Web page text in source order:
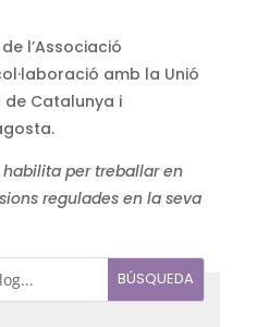
l’Associació
amb la Unió
de Catalunya i
per treballar en
regulades en la seva